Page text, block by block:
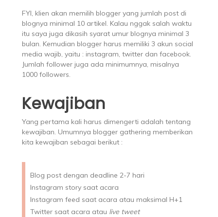
FYI, klien akan memilih blogger yang jumlah post di
blognya minimal 10 artikel. Kalau nggak salah waktu
itu saya juga dikasih syarat umur blognya minimal 3
bulan. Kemudian blogger harus memiliki 3 akun social
media wajib, yaitu : instagram, twitter dan facebook.
Jumlah follower juga ada minimumnya, misalnya
1000 followers.
Kewajiban
Yang pertama kali harus dimengerti adalah tentang
kewajiban. Umumnya blogger gathering memberikan
kita kewajiban sebagai berikut :
Blog post dengan deadline 2-7 hari
Instagram story saat acara
Instagram feed saat acara atau maksimal H+1
Twitter saat acara atau live tweet